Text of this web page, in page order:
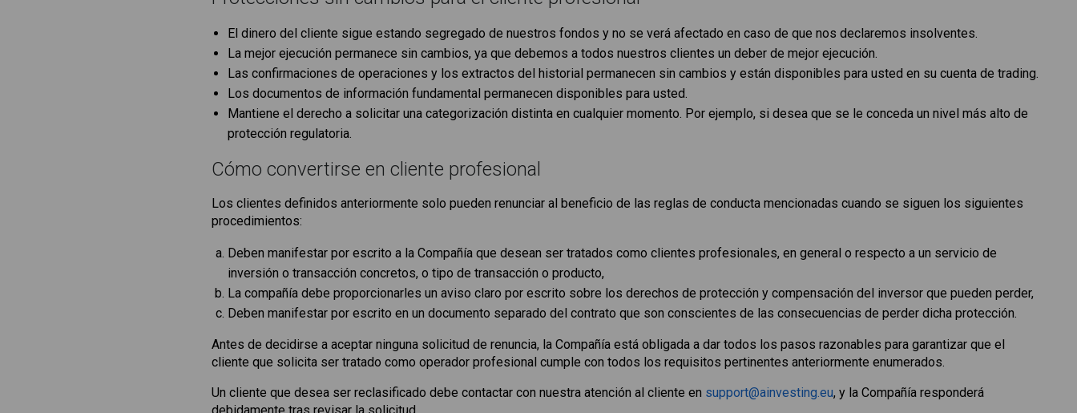
El dinero del cliente sigue estando segregado de nuestros fondos y no se verá afectado en caso de que nos declaremos insolventes.
La mejor ejecución permanece sin cambios, ya que debemos a todos nuestros clientes un deber de mejor ejecución.
Las confirmaciones de operaciones y los extractos del historial permanecen sin cambios y están disponibles para usted en su cuenta de trading.
Los documentos de información fundamental permanecen disponibles para usted.
Mantiene el derecho a solicitar una categorización distinta en cualquier momento. Por ejemplo, si desea que se le conceda un nivel más alto de
protección regulatoria.
Cómo convertirse en cliente profesional
Los clientes definidos anteriormente solo pueden renunciar al beneficio de las reglas de conducta mencionadas cuando se siguen los siguientes
procedimientos:
Deben manifestar por escrito a la Compañía que desean ser tratados como clientes profesionales, en general o respecto a un servicio de
inversión o transacción concretos, o tipo de transacción o producto,
La compañía debe proporcionarles un aviso claro por escrito sobre los derechos de protección y compensación del inversor que pueden perder,
Deben manifestar por escrito en un documento separado del contrato que son conscientes de las consecuencias de perder dicha protección.
Antes de decidirse a aceptar ninguna solicitud de renuncia, la Compañía está obligada a dar todos los pasos razonables para garantizar que el
cliente que solicita ser tratado como operador profesional cumple con todos los requisitos pertinentes anteriormente enumerados.
Un cliente que desea ser reclasificado debe contactar con nuestra atención al cliente en support@ainvesting.eu, y la Compañía responderá